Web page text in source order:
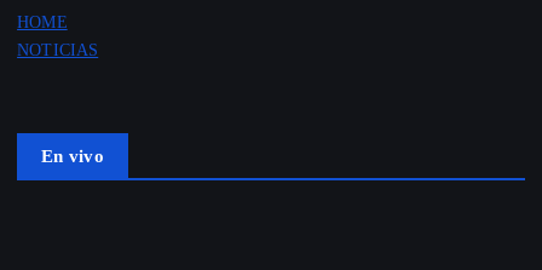
HOME
NOTICIAS
En vivo